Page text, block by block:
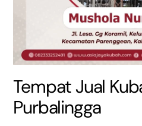
Tempat Jual
Purbalingga